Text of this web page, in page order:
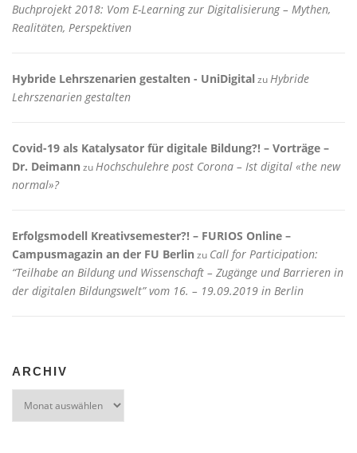
Buchprojekt 2018: Vom E-Learning zur Digitalisierung – Mythen,
Realitäten, Perspektiven
Hybride Lehrszenarien gestalten - UniDigitalzuHybride
Lehrszenarien gestalten
Covid-19 als Katalysator für digitale Bildung?! – Vorträge –
Dr. Deimann zuHochschulehre post Corona – Ist digital «the new
normal»?
Erfolgsmodell Kreativsemester?! – FURIOS Online –
Campusmagazin an der FU Berlin zu Call for Participation:
“Teilhabe an Bildung und Wissenschaft – Zugänge und Barrieren in
der digitalen Bildungswelt” vom 16. – 19.09.2019 in Berlin
ARCHIV